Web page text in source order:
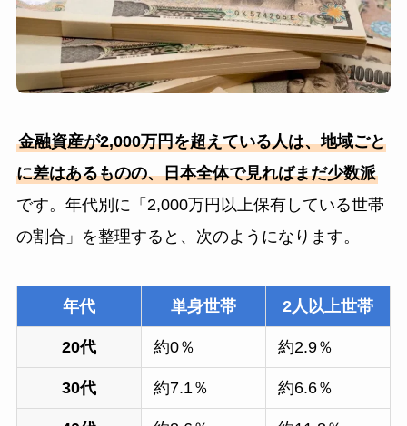
金融資産が2,000万円を超えている人は、地域ごと
に差はあるものの、日本全体で見ればまだ少数派
です。年代別に「2,000万円以上保有している世帯
の割合」を整理すると、次のようになります。
年代 単身世帯 2人以上世帯
20代 約0％ 約2.9％
30代 約7.1％ 約6.6％